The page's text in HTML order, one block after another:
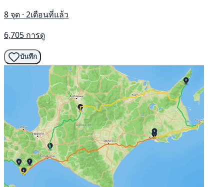
8 จุด · 2เดือนที่แล้ว
6,705 การดู
บันทึก